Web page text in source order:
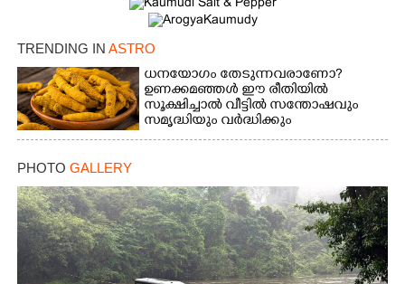
TRENDING IN ASTRO
ധനയോഗം തേടുന്നവരാണോ?​
ഉണക്കമഞ്ഞൾ​ ഈ രീതിയിൽ
സൂക്ഷിച്ചാൽ വീട്ടിൽ സന്തോഷവും
സമൃദ്ധിയും വർദ്ധിക്കും
PHOTO GALLERY